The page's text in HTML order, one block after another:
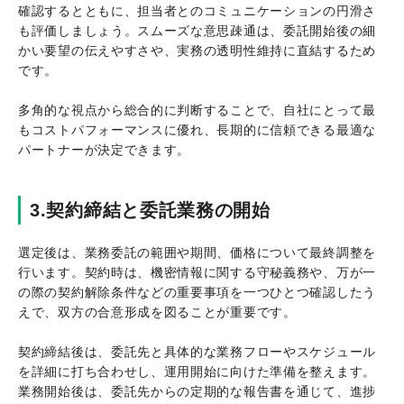
確認するとともに、担当者とのコミュニケーションの円滑さ
も評価しましょう。スムーズな意思疎通は、委託開始後の細
かい要望の伝えやすさや、実務の透明性維持に直結するため
です。
多角的な視点から総合的に判断することで、自社にとって最
もコストパフォーマンスに優れ、長期的に信頼できる最適な
パートナーが決定できます。
3.契約締結と委託業務の開始
選定後は、業務委託の範囲や期間、価格について最終調整を
行います。契約時は、機密情報に関する守秘義務や、万が一
の際の契約解除条件などの重要事項を一つひとつ確認したう
えで、双方の合意形成を図ることが重要です。
契約締結後は、委託先と具体的な業務フローやスケジュール
を詳細に打ち合わせし、運用開始に向けた準備を整えます。
業務開始後は、委託先からの定期的な報告書を通じて、進捗